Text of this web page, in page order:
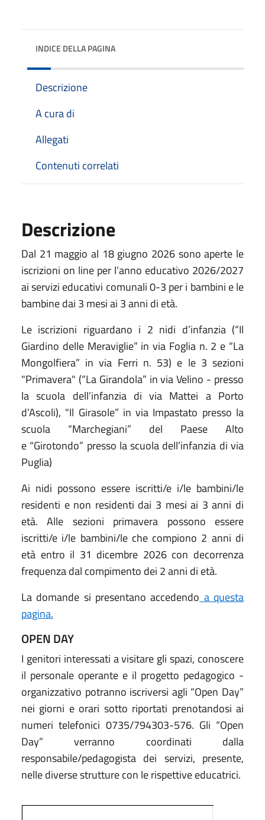
INDICE DELLA PAGINA
Descrizione
A cura di
Allegati
Contenuti correlati
Descrizione
Dal 21 maggio al 18 giugno 2026 sono aperte le
iscrizioni on line per l’anno educativo 2026/2027
ai servizi educativi comunali 0-3 per i bambini e le
bambine dai 3 mesi ai 3 anni di età.
Le iscrizioni riguardano i 2 nidi d’infanzia (“Il
Giardino delle Meraviglie” in via Foglia n. 2 e “La
Mongolfiera” in via Ferri n. 53) e le 3 sezioni
"Primavera" (“La Girandola” in via Velino - presso
la scuola dell’infanzia di via Mattei a Porto
d’Ascoli), "Il Girasole” in via Impastato presso la
scuola “Marchegiani” del Paese Alto
e “Girotondo” presso la scuola dell’infanzia di via
Puglia)
Ai nidi possono essere iscritti/e i/le bambini/le
residenti e non residenti dai 3 mesi ai 3 anni di
età. Alle sezioni primavera possono essere
iscritti/e i/le bambini/le che compiono 2 anni di
età entro il 31 dicembre 2026 con decorrenza
frequenza dal compimento dei 2 anni di età.
La domande si presentano accedendo a questa
pagina.
OPEN DAY
I genitori interessati a visitare gli spazi, conoscere
il personale operante e il progetto pedagogico -
organizzativo potranno iscriversi agli “Open Day”
nei giorni e orari sotto riportati prenotandosi ai
numeri telefonici 0735/794303-576. Gli “Open
Day” verranno coordinati dalla
responsabile/pedagogista dei servizi, presente,
nelle diverse strutture con le rispettive educatrici.